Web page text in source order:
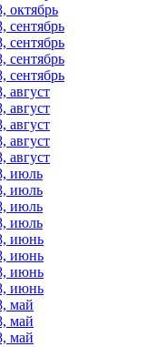
октябрь
сентябрь
сентябрь
сентябрь
сентябрь
август
август
август
август
август
июль
июль
июль
июль
июнь
июнь
июнь
июнь
май
май
май